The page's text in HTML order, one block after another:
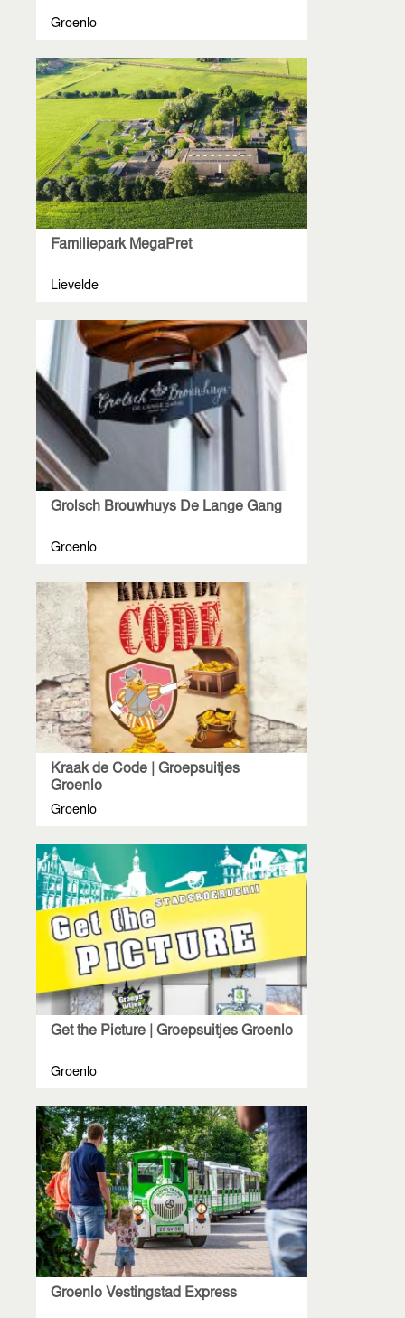
Groenlo
Familiepark MegaPret
Lievelde
Grolsch Brouwhuys De Lange Gang
Groenlo
Kraak de Code | Groepsuitjes
Groenlo
Groenlo
Get the Picture | Groepsuitjes Groenlo
Groenlo
Groenlo Vestingstad Express